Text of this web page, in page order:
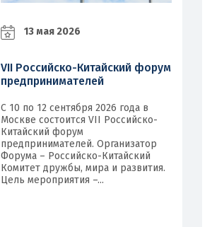
13 мая 2026
VII Российско-Китайский форум
предпринимателей
С 10 по 12 сентября 2026 года в
Москве состоится VII Российско-
Китайский форум
предпринимателей. Организатор
Форума – Российско-Китайский
Комитет дружбы, мира и развития.
Цель мероприятия –...